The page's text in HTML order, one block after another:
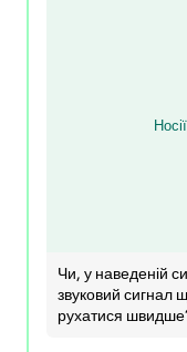
Чи, у наведеній
звуковий сигнал
рухатися